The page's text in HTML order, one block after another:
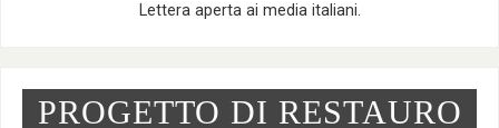
Lettera aperta ai media italiani.
PROGETTO DI RESTAURO